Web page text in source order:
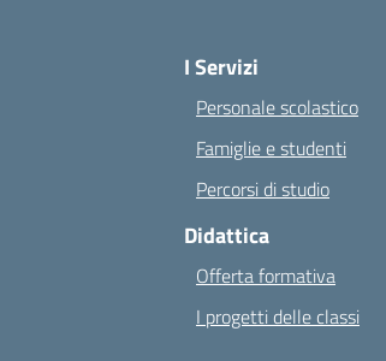
I Servizi
Personale scolastico
Famiglie e studenti
Percorsi di studio
Didattica
Offerta formativa
I progetti delle classi